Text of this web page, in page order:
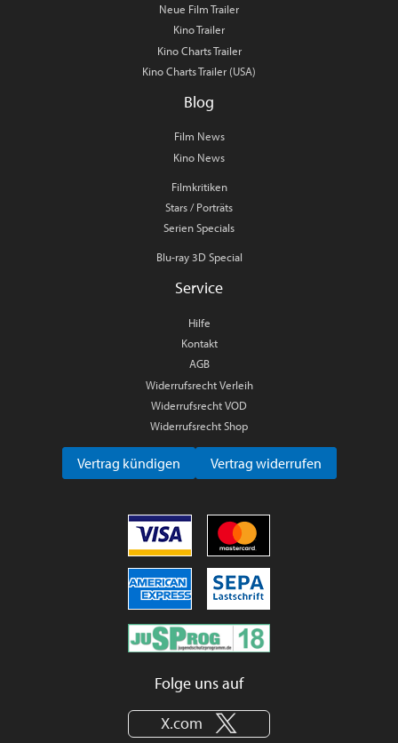
Neue Film Trailer
Kino Trailer
Kino Charts Trailer
Kino Charts Trailer (USA)
Blog
Film News
Kino News
Filmkritiken
Stars / Porträts
Serien Specials
Blu-ray 3D Special
Service
Hilfe
Kontakt
AGB
Widerrufsrecht Verleih
Widerrufsrecht VOD
Widerrufsrecht Shop
Vertrag kündigen Vertrag widerrufen
Folge uns auf
X.com